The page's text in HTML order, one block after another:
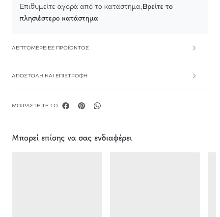
Επιθυμείτε αγορά από το κατάστημα;Βρείτε το
πλησιέστερο κατάστημα
ΛΕΠΤΟΜΈΡΕΙΕΣ ΠΡΟΪΌΝΤΟΣ
ΑΠΟΣΤΟΛΉ ΚΑΙ ΕΠΙΣΤΡΟΦΉ
ΜΟΙΡΑΣΤΕΊΤΕ ΤΟ
Μπορεί επίσης να σας ενδιαφέρει